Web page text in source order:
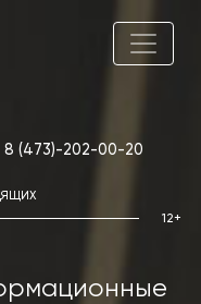
8 (473)-202-00-20